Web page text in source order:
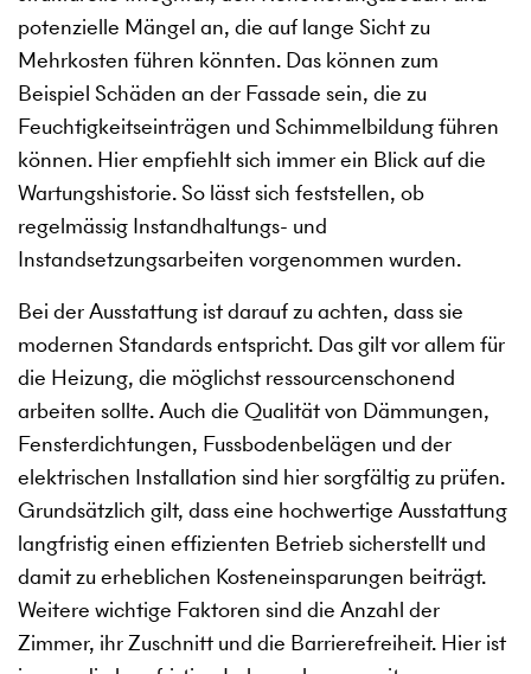
potenzielle Mängel an, die auf lange Sicht zu
Mehrkosten führen könnten. Das können zum
Beispiel Schäden an der Fassade sein, die zu
Feuchtigkeitseinträgen und Schimmelbildung führen
können. Hier empfiehlt sich immer ein Blick auf die
Wartungshistorie. So lässt sich feststellen, ob
regelmässig Instandhaltungs- und
Instandsetzungsarbeiten vorgenommen wurden.
Bei der Ausstattung ist darauf zu achten, dass sie
modernen Standards entspricht. Das gilt vor allem für
die Heizung, die möglichst ressourcenschonend
arbeiten sollte. Auch die Qualität von Dämmungen,
Fensterdichtungen, Fussbodenbelägen und der
elektrischen Installation sind hier sorgfältig zu prüfen.
Grundsätzlich gilt, dass eine hochwertige Ausstattung
langfristig einen effizienten Betrieb sicherstellt und
damit zu erheblichen Kosteneinsparungen beiträgt.
Weitere wichtige Faktoren sind die Anzahl der
Zimmer, ihr Zuschnitt und die Barrierefreiheit. Hier ist